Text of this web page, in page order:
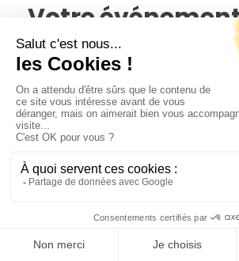
Votre
les plus belles
Grâce à notre prestataire de
réservation de votre séance photo
Laon(02) est totalement sécurisée
tarifs décidés par les photographes
de déplacements peuvent s'appliquer
dans lequel vous souhaitez réaliser
déplacements est toujours visible